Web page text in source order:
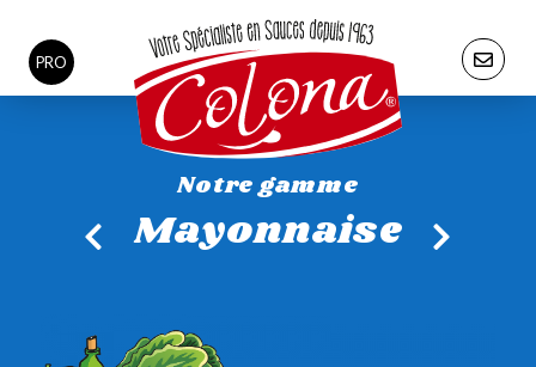
PRO
Notre gamme
Mayonnaise